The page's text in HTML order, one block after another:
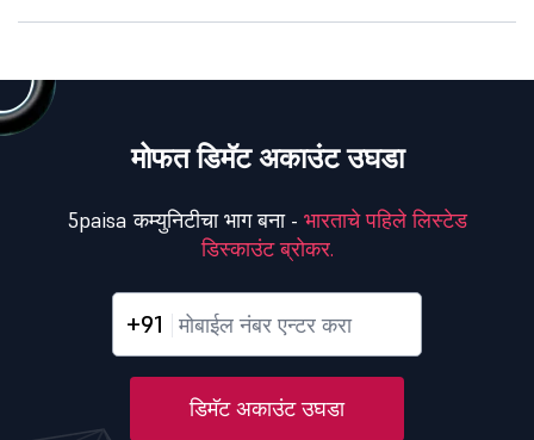
मोफत डिमॅट अकाउंट उघडा
5paisa कम्युनिटीचा भाग बना - भारताचे पहिले लिस्टेड
डिस्काउंट ब्रोकर.
+91
डिमॅट अकाउंट उघडा